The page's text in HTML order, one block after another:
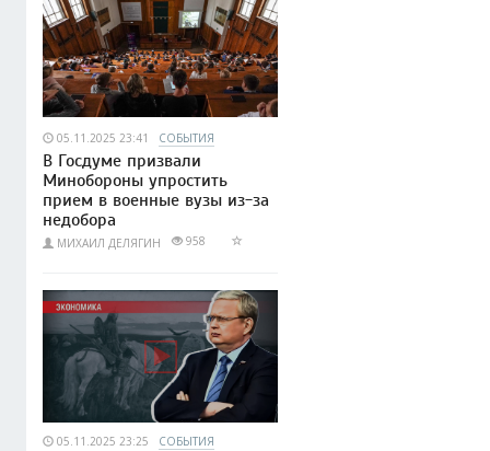
05.11.2025 23:41 СОБЫТИЯ
В Госдуме призвали
Минобороны упростить
прием в военные вузы из-за
недобора
МИХАИЛ ДЕЛЯГИН 958
05.11.2025 23:25 СОБЫТИЯ